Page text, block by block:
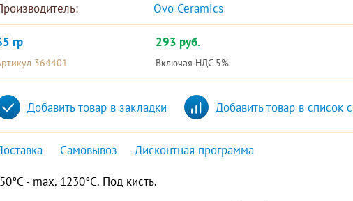
Ovo Ceramics
гр
364401
293 руб.
Включая НДС 5%
Добавить товар в закладки Добавить товар в список
Самовывоз Дисконтная программа
- max. 1230°C. Под кисть.